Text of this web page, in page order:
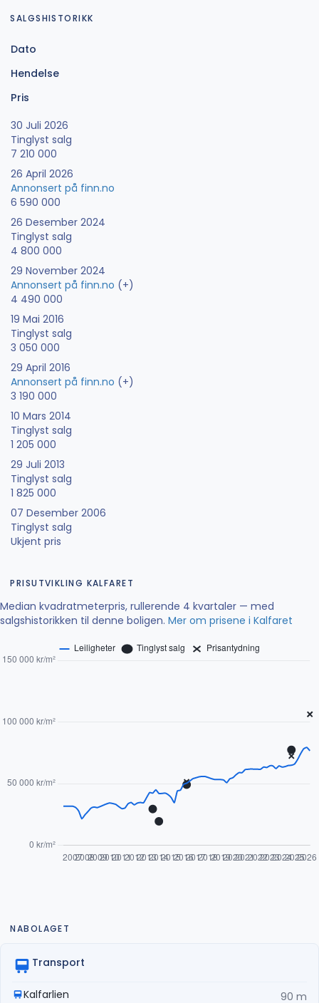
SALGSHISTORIKK
Dato
Hendelse
Pris
30 Juli 2026
Tinglyst salg
7 210 000
26 April 2026
Annonsert på finn.no
6 590 000
26 Desember 2024
Tinglyst salg
4 800 000
29 November 2024
Annonsert på finn.no (+)
4 490 000
19 Mai 2016
Tinglyst salg
3 050 000
29 April 2016
Annonsert på finn.no (+)
3 190 000
10 Mars 2014
Tinglyst salg
1 205 000
29 Juli 2013
Tinglyst salg
1 825 000
07 Desember 2006
Tinglyst salg
Ukjent pris
PRISUTVIKLING KALFARET
Median kvadratmeterpris, rullerende 4 kvartaler — med
salgshistorikken til denne boligen. Mer om prisene i Kalfaret
NABOLAGET
Transport
Kalfarlien 90 m